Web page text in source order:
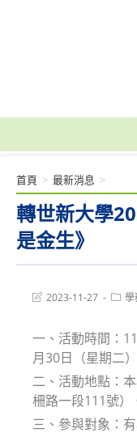
轉世新大學
是金生》
首頁 > 最新消息 >
Post2023-11-27
Post學
一、活動時間：
月30日（星期二
二、活動地點：
柵路一段111號）
三、參與對象：